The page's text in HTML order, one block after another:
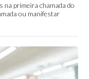
na primeira chamada do
ou manifestar